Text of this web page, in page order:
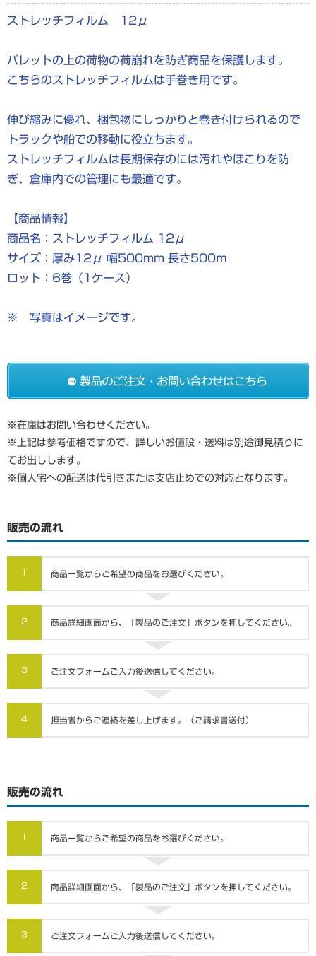
ストレッチフィルム 12μ
パレットの上の荷物の荷崩れを防ぎ商品を保護します。
こちらのストレッチフィルムは手巻き用です。
伸び縮みに優れ、梱包物にしっかりと巻き付けられるので
トラックや船での移動に役立ちます。
ストレッチフィルムは長期保存のには汚れやほこりを防
ぎ、倉庫内での管理にも最適です。
【商品情報】
商品名：ストレッチフィルム 12μ
サイズ：厚み12μ 幅500mm 長さ500ｍ
ロット：6巻（1ケース）
※ 写真はイメージです。
※在庫はお問い合わせください。
※上記は参考価格ですので、詳しいお値段・送料は別途御見積りに
てお出しします。
※個人宅への配送は代引きまたは支店止めでの対応となります。
販売の流れ
1 商品一覧からご希望の商品をお選びください。
2 商品詳細画面から、「製品のご注文」ボタンを押してください。
3 ご注文フォームご入力後送信してください。
4 担当者からご連絡を差し上げます。（ご請求書送付）
販売の流れ
1 商品一覧からご希望の商品をお選びください。
2 商品詳細画面から、「製品のご注文」ボタンを押してください。
3 ご注文フォームご入力後送信してください。